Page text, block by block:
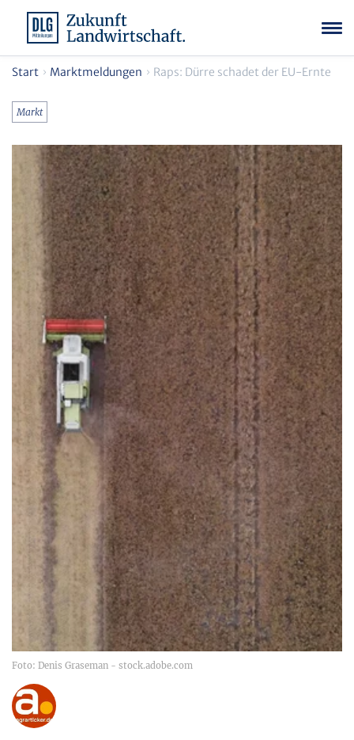
Start Marktmeldungen Raps: Dürre schadet der EU-Ernte
Markt
Foto: Denis Graseman - stock.adobe.com